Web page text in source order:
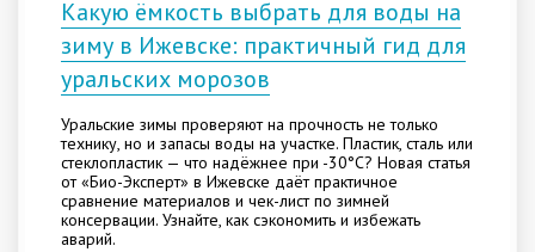
Какую ёмкость выбрать для воды на
зиму в Ижевске: практичный гид для
уральских морозов
Уральские зимы проверяют на прочность не только
технику, но и запасы воды на участке. Пластик, сталь или
стеклопластик — что надёжнее при -30°C? Новая статья
от «Био-Эксперт» в Ижевске даёт практичное
сравнение материалов и чек-лист по зимней
консервации. Узнайте, как сэкономить и избежать
аварий.